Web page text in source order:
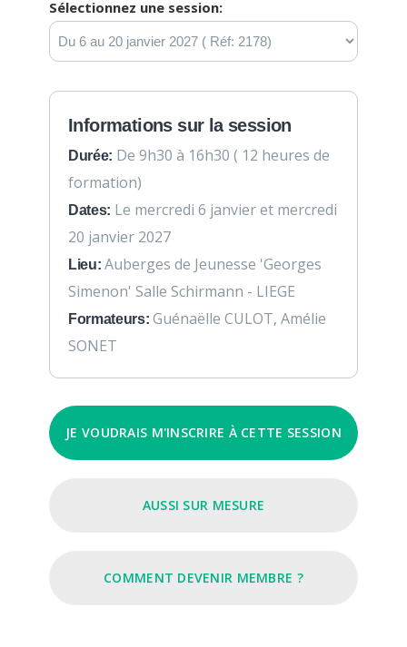
Sélectionnez une session:
Informations sur la session
Durée: De 9h30 à 16h30 ( 12 heures de
formation)
Dates: Le mercredi 6 janvier et mercredi
20 janvier 2027
Lieu: Auberges de Jeunesse 'Georges
Simenon' Salle Schirmann - LIEGE
Formateurs: Guénaëlle CULOT, Amélie
SONET
JE VOUDRAIS M'INSCRIRE À CETTE SESSION
AUSSI SUR MESURE
COMMENT DEVENIR MEMBRE ?